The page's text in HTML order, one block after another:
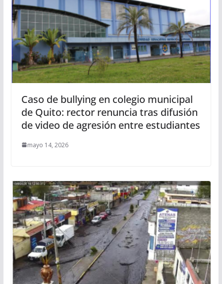
Caso de bullying en colegio municipal
de Quito: rector renuncia tras difusión
de video de agresión entre estudiantes
mayo 14, 2026